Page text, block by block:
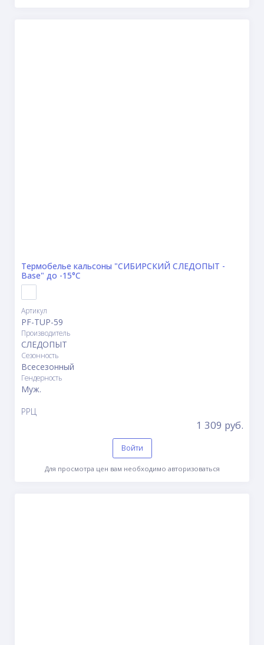
Термобелье кальсоны "CИБИРСКИЙ СЛЕДОПЫТ -
Base" до -15°С
Артикул
PF-TUP-59
Производитель
СЛЕДОПЫТ
Сезонность
Всесезонный
Гендерность
Муж.
РРЦ
1 309 руб.
Войти
Для просмотра цен вам необходимо авторизоваться